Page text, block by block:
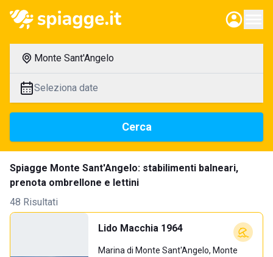
Monte Sant'Angelo
Seleziona date
Cerca
Spiagge Monte Sant'Angelo: stabilimenti balneari,
prenota ombrellone e lettini
48 Risultati
Lido Macchia 1964
Marina di Monte Sant'Angelo, Monte